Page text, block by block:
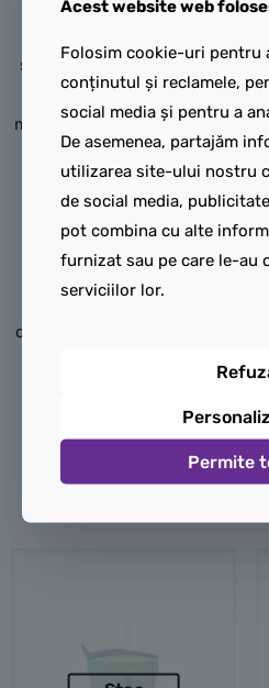
înveseli pauza oricui. Cu
supradimensionat în formă
de față amuzantă de
minifigurină LEGO galbenă și
o capacitate de 530 ml,
această cană este grozavă
pentru orice băutură caldă
sau rece. Fie acasă, fie la
birou, cu siguranță LEGO®
Cană nostimă mare din
ceramică va aduce zâmbetul
Acest website web
Folosim cookie-uri pentru
conținutul și reclamele,
social media și pentru a
De asemenea, partajăm
utilizarea site-ului nostru
de social media,
pot combina cu alte
furnizat sau pe care le-au
serviciilor lor.
Permite